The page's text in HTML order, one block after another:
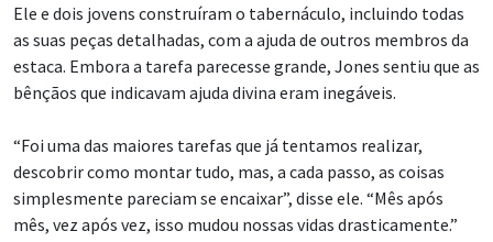
Ele e dois jovens construíram o tabernáculo, incluindo todas
as suas peças detalhadas, com a ajuda de outros membros da
estaca. Embora a tarefa parecesse grande, Jones sentiu que as
bênçãos que indicavam ajuda divina eram inegáveis.
“Foi uma das maiores tarefas que já tentamos realizar,
descobrir como montar tudo, mas, a cada passo, as coisas
simplesmente pareciam se encaixar”, disse ele. “Mês após
mês, vez após vez, isso mudou nossas vidas drasticamente.”